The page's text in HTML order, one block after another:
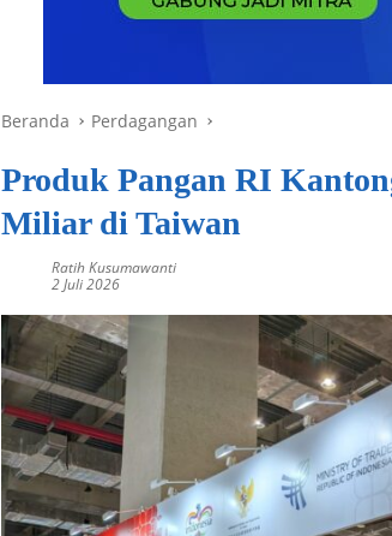
Beranda Perdagangan
Produk Pangan RI
Miliar di Taiwan
Ratih Kusumawanti
2 Juli 2026